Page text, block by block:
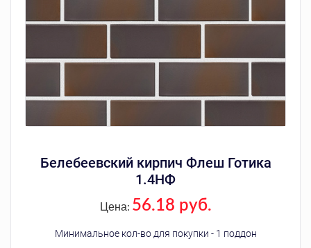
Белебеевский кирпич Флеш Готика
1.4НФ
Цена: 56.18 руб.
Минимальное кол-во для покупки - 1 поддон